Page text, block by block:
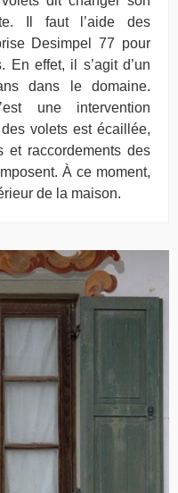
Il faut l’aide des
Desimpel 77 pour
En effet, il s’agit d’un
dans le domaine.
une intervention
volets est écaillée,
raccordements des
À ce moment,
de la maison.